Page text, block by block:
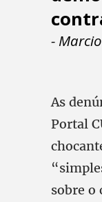
-
As
Portal
sobre o